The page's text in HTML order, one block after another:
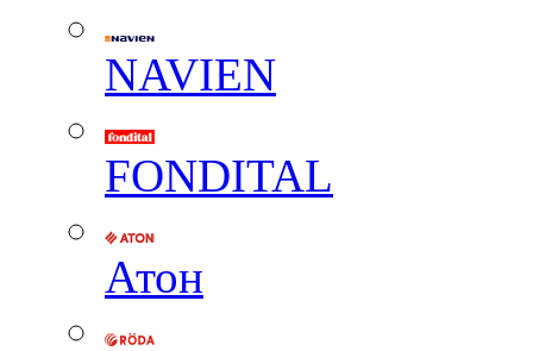
NAVIEN
FONDITAL
Атон